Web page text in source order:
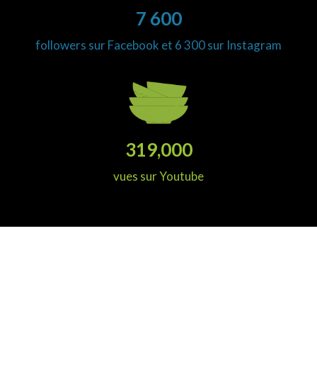
7 600
followers sur Facebook et 6 300 sur Instagram
319,000
vues sur Youtube